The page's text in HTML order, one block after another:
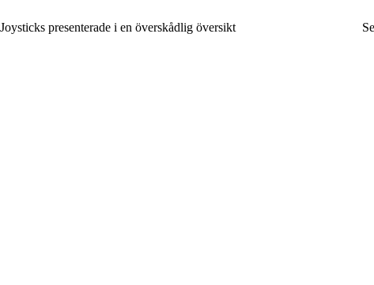
Joysticks presenterade i en överskådlig översikt